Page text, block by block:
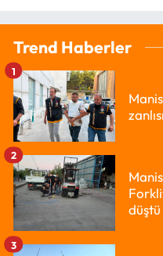
Trend Haberler
1
düştü
2
3